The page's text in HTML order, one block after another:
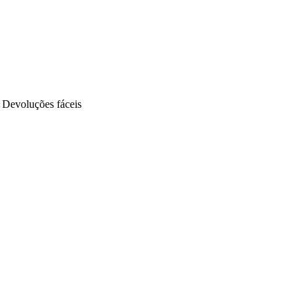
Devoluções fáceis